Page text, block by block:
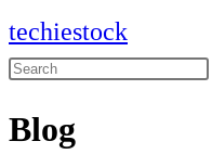
Skip
to
content
techiestock
Search
website
Blog